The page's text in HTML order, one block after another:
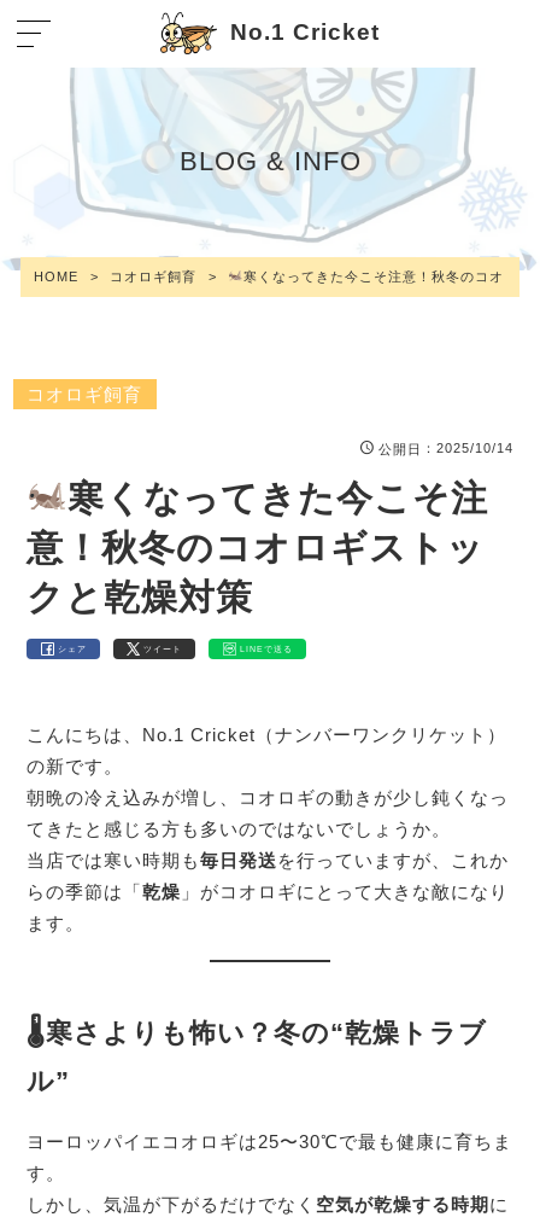
No.1 Cricket
BLOG & INFO
HOME > コオロギ飼育 > 寒くなってきた今こそ注意！秋冬のコオロギ
コオロギ飼育
公開日 ：2025/10/14
寒くなってきた今こそ注
意！秋冬のコオロギストッ
クと乾燥対策
シェア ツイート LINEで送る
こんにちは、No.1 Cricket（ナンバーワンクリケット）
の新です。
朝晩の冷え込みが増し、コオロギの動きが少し鈍くなっ
てきたと感じる方も多いのではないでしょうか。
当店では寒い時期も毎日発送 を行っていますが、これか
らの季節は「乾燥 」がコオロギにとって大きな敵になり
ます。
🌡寒さよりも怖い？冬の“乾燥トラブ
ル”
ヨーロッパイエコオロギは25〜30℃で最も健康に育ちま
す。
しかし、気温が下がるだけでなく 空気が乾燥する時期に